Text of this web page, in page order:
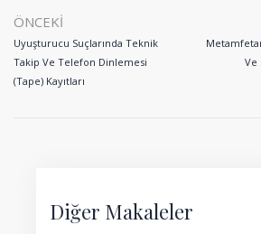
Diğer Makaleler
ÖNCEKI
Uyuşturucu Suçlarında Teknik
Takip Ve Telefon Dinlemesi
(Tape) Kayıtları
Ve